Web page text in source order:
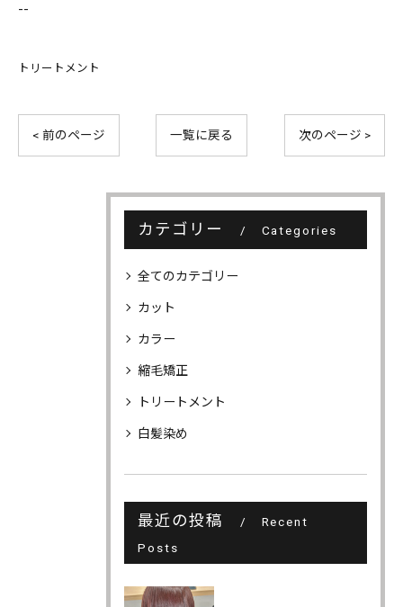
--
トリートメント
< 前のページ 一覧に戻る 次のページ >
カテゴリー Categories
全てのカテゴリー
カット
カラー
縮毛矯正
トリートメント
白髪染め
最近の投稿
Recent
Posts